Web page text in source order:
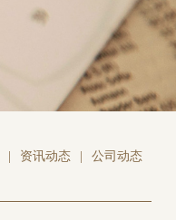
| 资讯动态 | 公司动态